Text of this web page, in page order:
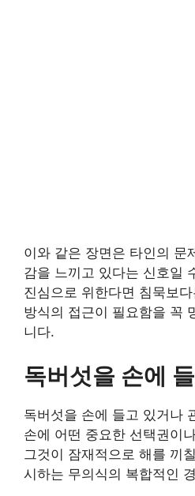
이와 같은 장면은 타인의 문
감을 느끼고 있다는 신호일
진심으로 위한다면 침묵보
방식의 접근이 필요함을 꼭
니다.
독버섯을 손에
독버섯을 손에 들고 있거나
손에 어떤 중요한 선택권이
그것이 잠재적으로 해를 끼
시하는 무의식의 복합적인